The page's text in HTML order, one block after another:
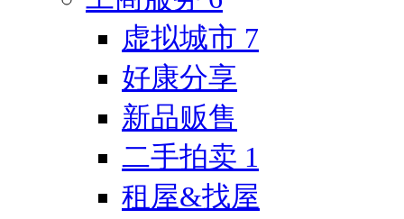
虚拟城市 7
好康分享
新品贩售
二手拍卖 1
租屋&找屋